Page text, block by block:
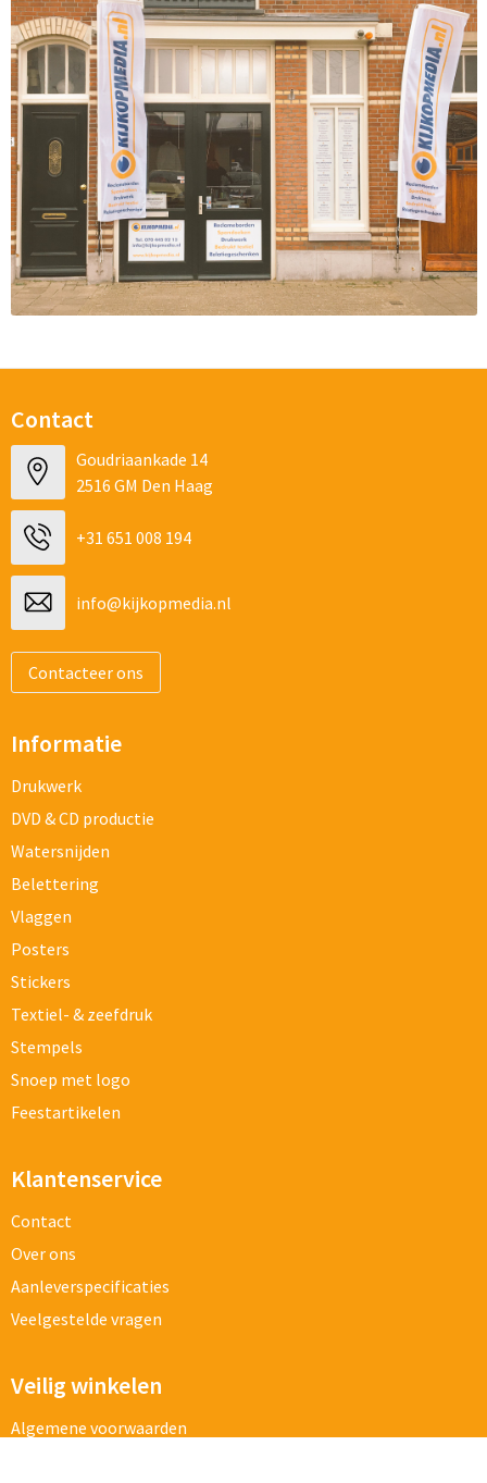
Contact
Goudriaankade 14
2516 GM Den Haag
+31 651 008 194
info@kijkopmedia.nl
Contacteer ons
Informatie
Drukwerk
DVD & CD productie
Watersnijden
Belettering
Vlaggen
Posters
Stickers
Textiel- & zeefdruk
Stempels
Snoep met logo
Feestartikelen
Klantenservice
Contact
Over ons
Aanleverspecificaties
Veelgestelde vragen
Veilig winkelen
Algemene voorwaarden